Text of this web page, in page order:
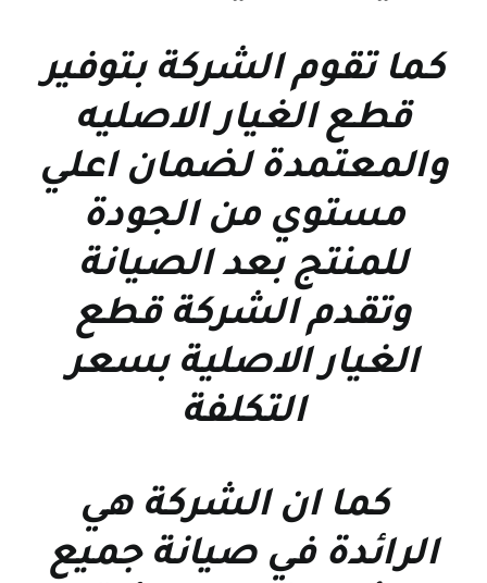
كما تقوم الشركة بتوفير
قطع الغيار الاصليه
والمعتمدة لضمان اعلي
مستوي من الجودة
للمنتج بعد الصيانة
وتقدم الشركة قطع
الغيار الاصلية بسعر
التكلفة
كما ان الشركة هي
الرائدة في صيانة جميع